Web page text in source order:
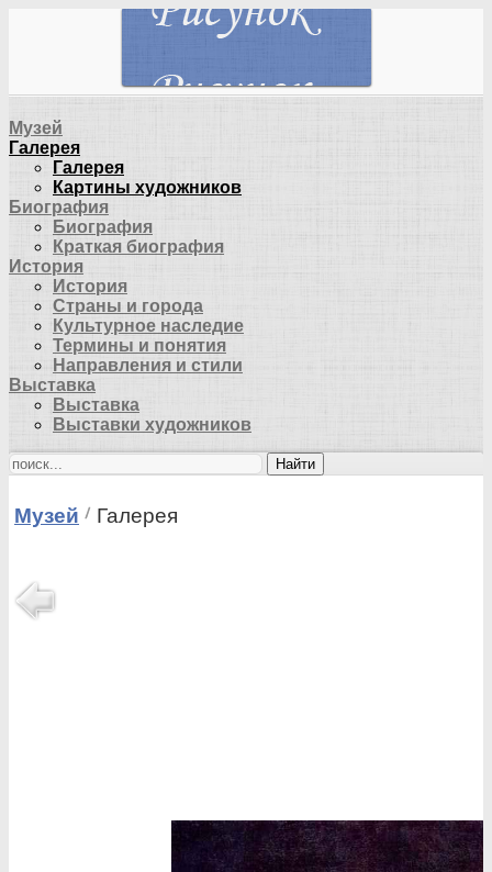
Музей
Галерея
Галерея
Картины художников
Биография
Биография
Краткая биография
История
История
Страны и города
Культурное наследие
Термины и понятия
Направления и стили
Выставка
Выставка
Выставки художников
Найти
Музей Галерея